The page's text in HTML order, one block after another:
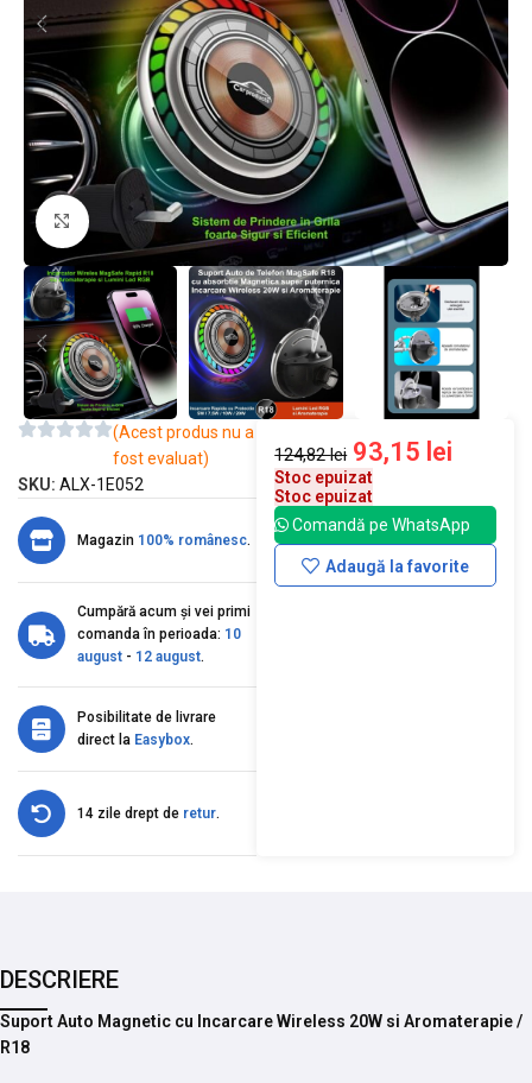
Mărește imaginea
(Acest produs nu a
fost evaluat)
SKU: ALX-1E052
Magazin 100% românesc.
Cumpără acum și vei primi
comanda în perioada: 10
august - 12 august.
Posibilitate de livrare
direct la Easybox.
14 zile drept de retur.
124,82lei 93,15 lei
Stoc epuizat
Stoc epuizat
Comandă pe WhatsApp
Adaugă la favorite
DESCRIERE
Suport Auto Magnetic cu Incarcare Wireless 20W si Aromaterapie /
R18